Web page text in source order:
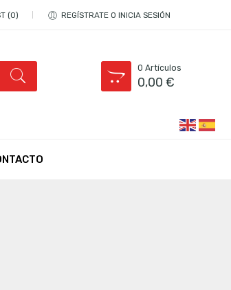
0 REGÍSTRATE O INICIA SESIÓN
0 Artículos
0,00€